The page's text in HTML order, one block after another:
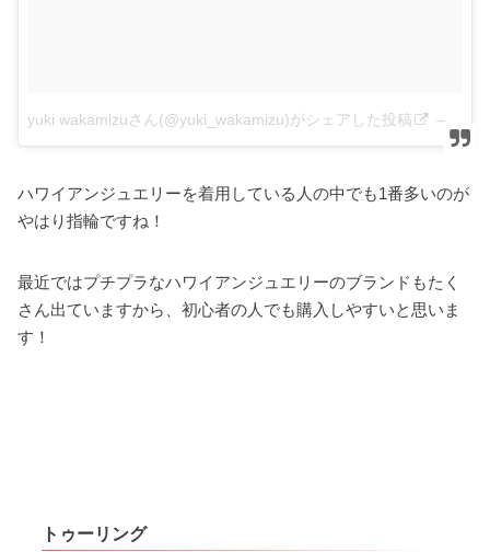
yuki wakamizuさん(@yuki_wakamizu)がシェアした投稿 –
ハワイアンジュエリーを着用している人の中でも1番多いのが
やはり指輪ですね！
最近ではプチプラなハワイアンジュエリーのブランドもたく
さん出ていますから、初心者の人でも購入しやすいと思いま
す！
トゥーリング